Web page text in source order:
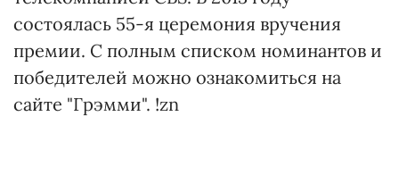
состоялась 55-я церемония вручения
премии. С полным списком номинантов и
победителей можно ознакомиться на
сайте "Грэмми". !zn